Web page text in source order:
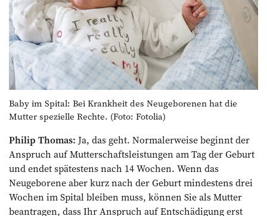
Baby im Spital: Bei Krankheit des Neugeborenen hat die
Mutter spezielle Rechte. (Foto: Fotolia)
Philip Thomas: Ja, das geht. Normalerweise beginnt der
Anspruch auf Mutterschaftsleistungen am Tag der Geburt
und endet spätestens nach 14 Wochen. Wenn das
Neugeborene aber kurz nach der Geburt mindestens drei
Wochen im Spital bleiben muss, können Sie als Mutter
beantragen, dass Ihr Anspruch auf Entschädigung erst